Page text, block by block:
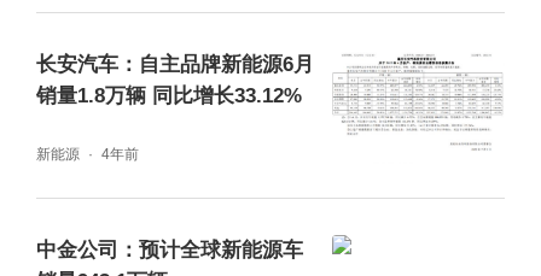
长安汽车：自主品牌新能源6月
销量1.8万辆 同比增长33.12%
新能源 4年前
中金公司：预计全球新能源车